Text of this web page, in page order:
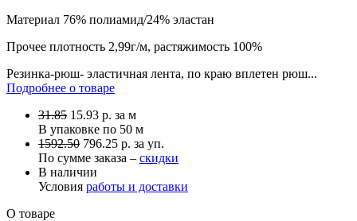
Материал 76% полиамид/24% эластан
Прочее плотность 2,99г/м, растяжимость 100%
Резинка-рюш- эластичная лента, по краю вплетен рюш...
Подробнее о товаре
31.85 15.93 р. за м
В упаковке по 50 м
1592.50 796.25 р. за уп.
По сумме заказа – скидки
В наличии
Условия работы и доставки
О товаре